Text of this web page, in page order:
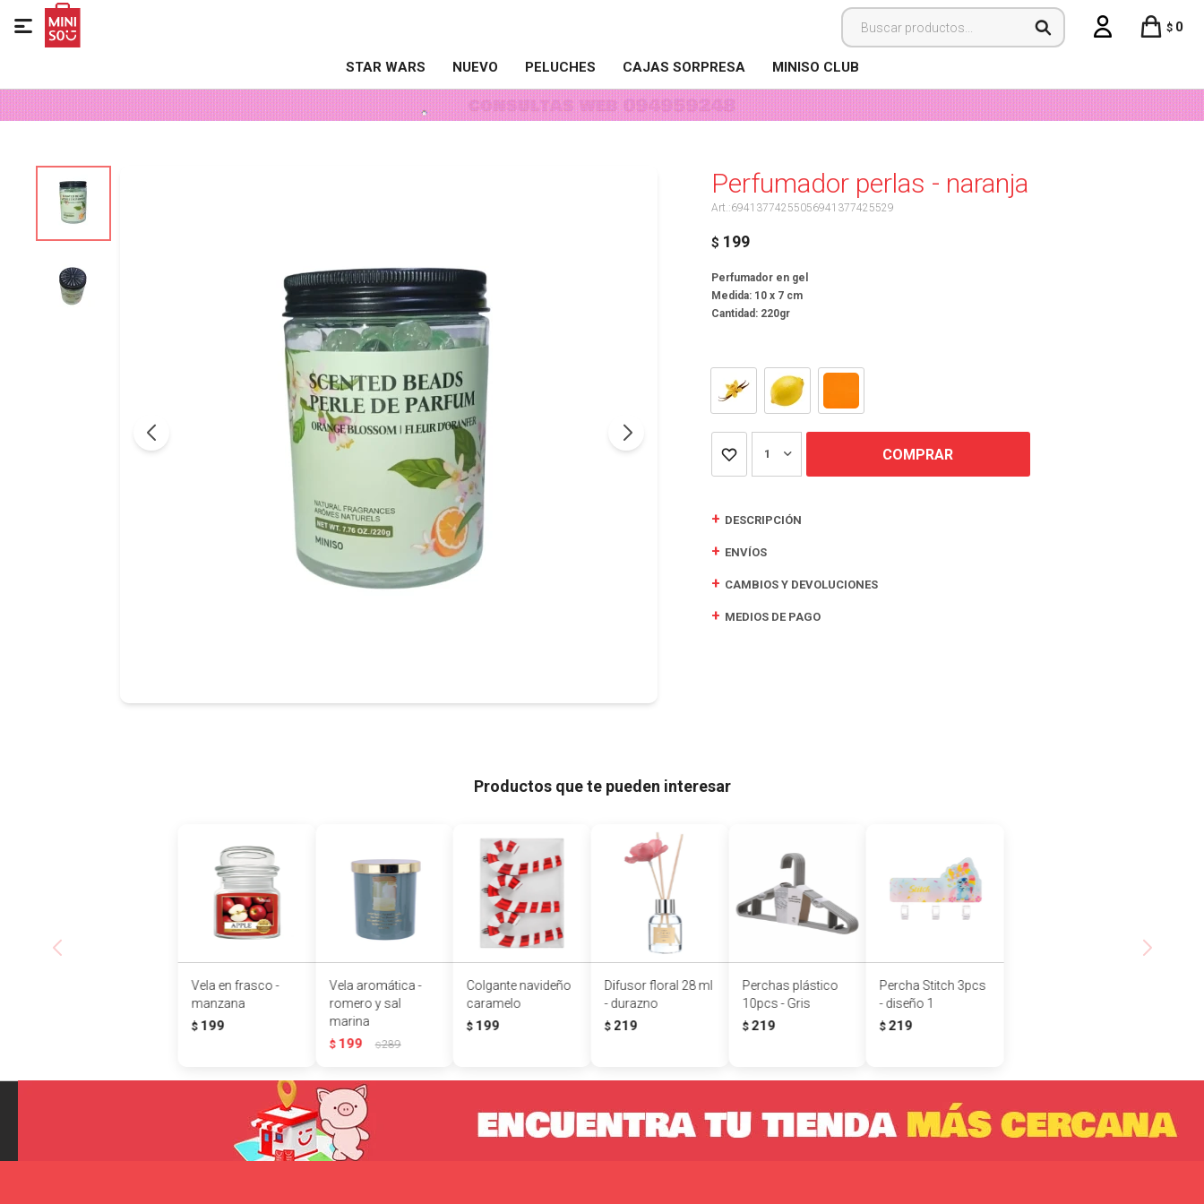
STAR WARS NUEVO PELUCHES CAJAS SORPRESA MINISO CLUB
$ 0

Perfumador perlas - naranja
69413774255056941377425529
$ 199
Perfumador en gel
Medida: 10 x 7 cm
Cantidad: 220gr
1 COMPRAR
DESCRIPCIÓN
ENVÍOS
CAMBIOS Y DEVOLUCIONES
MEDIOS DE PAGO
Productos que te pueden interesar
Vela en frasco -
manzana
$ 199
Vela aromática -
romero y sal
marina
$ 199 $289
Colgante navideño
caramelo
$ 199
Difusor floral 28 ml
- durazno
$ 219
Perchas plástico
10pcs - Gris
$ 219
Percha Stitch 3pcs
- diseño 1
$ 219